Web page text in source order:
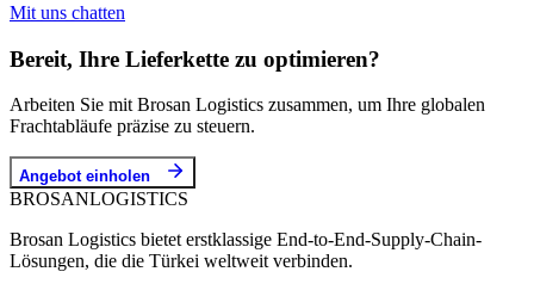
Mit uns chatten
Bereit, Ihre Lieferkette zu optimieren?
Arbeiten Sie mit Brosan Logistics zusammen, um Ihre globalen
Frachtabläufe präzise zu steuern.
Angebot einholen
BROSANLOGISTICS
Brosan Logistics bietet erstklassige End-to-End-Supply-Chain-
Lösungen, die die Türkei weltweit verbinden.